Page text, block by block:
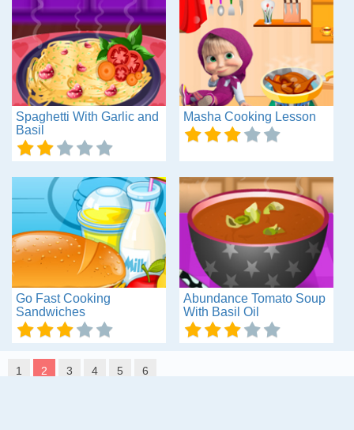
Spaghetti With Garlic and
Basil
Masha Cooking Lesson
Go Fast Cooking
Sandwiches
Abundance Tomato Soup
With Basil Oil
1 2 3 4 5 6